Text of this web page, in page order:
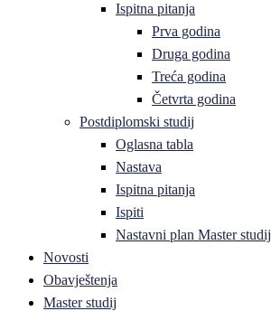
Ispitna pitanja
Prva godina
Druga godina
Treća godina
Četvrta godina
Postdiplomski studij
Oglasna tabla
Nastava
Ispitna pitanja
Ispiti
Nastavni plan Master studij
Novosti
Obavještenja
Master studij